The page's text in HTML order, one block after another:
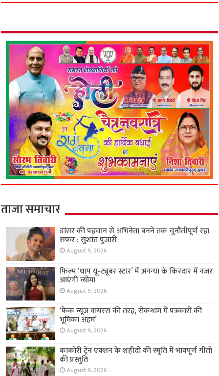
ताजा समाचार
डांसर की पहचान से अभिनेता बनने तक चुनौतीपूर्ण रहा
सफर : सुशांत पुजारी
August 9, 2026
फिल्म ‘थाप यू-ट्यूबर स्टार’ में अनन्या के किरदार में नजर
आएंगी व्योमा
August 9, 2026
‘फेक न्यूज वायरस की तरह, रोकथाम में पत्रकारों की
भूमिका अहम’
August 9, 2026
काकोरी ट्रेन एक्शन के शहीदों की स्मृति में भावपूर्ण गीतों
की प्रस्तुति
August 9, 2026